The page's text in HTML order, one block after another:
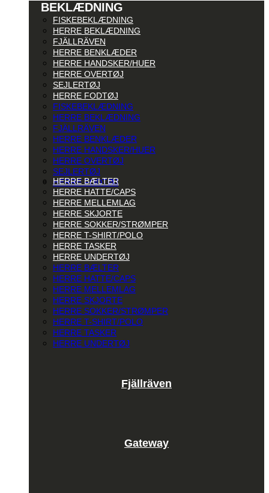
BEKLÆDNING
FISKEBEKLÆDNING
HERRE BEKLÆDNING
FJÄLLRÄVEN
HERRE BENKLÆDER
HERRE HANDSKER/HUER
HERRE OVERTØJ
SEJLERTØJ
HERRE FODTØJ
FISKEBEKLÆDNING
HERRE BEKLÆDNING
FJÄLLRÄVEN
HERRE BENKLÆDER
HERRE HANDSKER/HUER
HERRE OVERTØJ
SEJLERTØJ
HERRE FODTØJ
HERRE BÆLTER
HERRE HATTE/CAPS
HERRE MELLEMLAG
HERRE SKJORTE
HERRE SOKKER/STRØMPER
HERRE T-SHIRT/POLO
HERRE TASKER
HERRE UNDERTØJ
HERRE BÆLTER
HERRE HATTE/CAPS
HERRE MELLEMLAG
HERRE SKJORTE
HERRE SOKKER/STRØMPER
HERRE T-SHIRT/POLO
HERRE TASKER
HERRE UNDERTØJ
Fjällräven
Gateway